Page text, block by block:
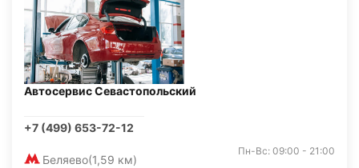
Автосервис Севастопольский
+7 (499) 653-72-12
Беляево(1,59 км)
Пн-Вс: 09:00 - 21:00